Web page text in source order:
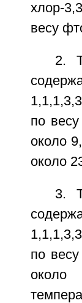
хлор-
весу
2.
по
около
около
3.
по
около